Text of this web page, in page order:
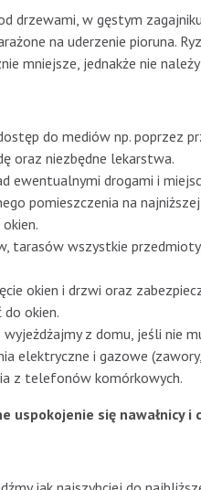
drzewami, w gęstym
na uderzenie pioruna.
mniejsze, jednakże nie
do mediów np. poprzez
oraz niezbędne lekarstwa.
ewentualnymi drogami i
pomieszczenia na
tarasów wszystkie
okien i drzwi oraz
do okien.
z domu, jeśli nie
elektryczne i gazowe
z telefonów komórkowych.
uspokojenie się nawałnicy